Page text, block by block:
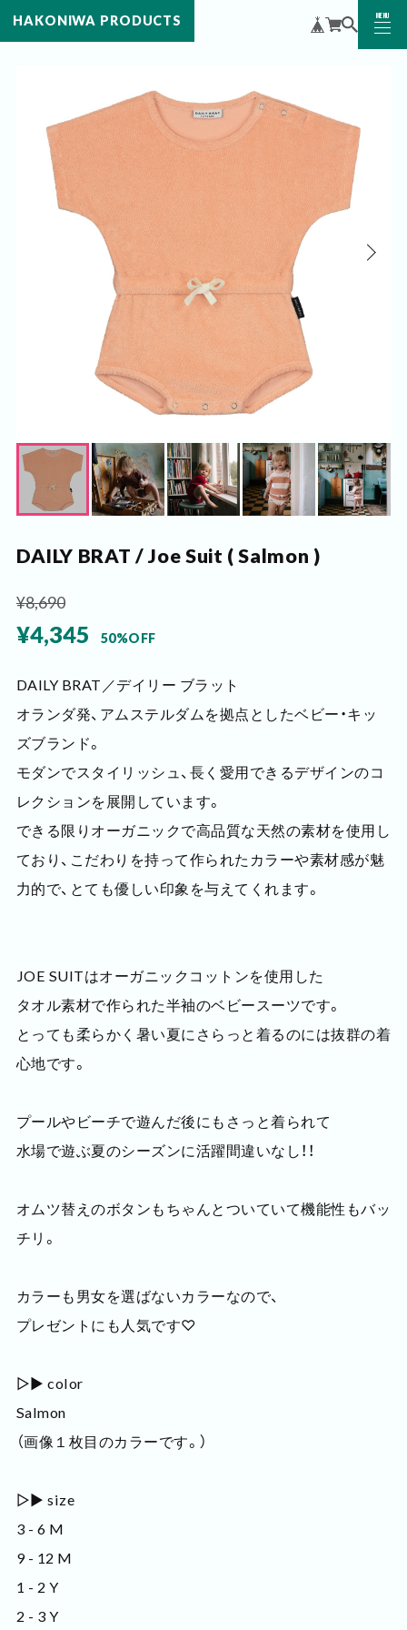
HAKONIWA PRODUCTS MENU
CLOSE
DAILY BRAT / Joe Suit ( Salmon )
¥8,690
¥4,345 50%OFF
DAILY BRAT／デイリー ブラット
オランダ発、アムステルダムを拠点としたベビー・キッ
ズブランド。
モダンでスタイリッシュ、長く愛用できるデザインのコ
レクションを展開しています。
できる限りオーガニックで高品質な天然の素材を使用し
ており、こだわりを持って作られたカラーや素材感が魅
力的で、とても優しい印象を与えてくれます。
JOE SUITはオーガニックコットンを使用した
タオル素材で作られた半袖のベビースーツです。
とっても柔らかく暑い夏にさらっと着るのには抜群の着
心地です。
プールやビーチで遊んだ後にもさっと着られて
水場で遊ぶ夏のシーズンに活躍間違いなし！！
オムツ替えのボタンもちゃんとついていて機能性もバッ
チリ。
カラーも男女を選ばないカラーなので、
プレゼントにも人気です♡
▷▶ color
Salmon
（画像１枚目のカラーです。）
▷▶ size
3 - 6 M
9 - 12 M
1 - 2 Y
2 - 3 Y